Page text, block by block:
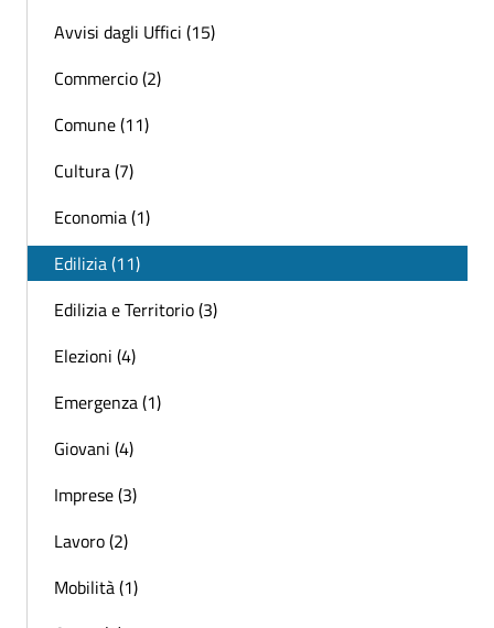
Avvisi dagli Uffici (15)
Commercio (2)
Comune (11)
Cultura (7)
Economia (1)
Edilizia (11)
Edilizia e Territorio (3)
Elezioni (4)
Emergenza (1)
Giovani (4)
Imprese (3)
Lavoro (2)
Mobilità (1)